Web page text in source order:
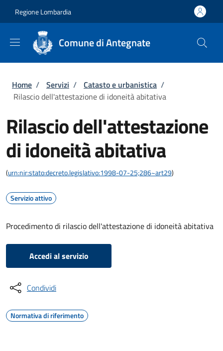
Regione Lombardia
Comune di Antegnate
Briciole di pane
Home / Servizi / Catasto e urbanistica /
Rilascio dell'attestazione di idoneità abitativa
Rilascio dell'attestazione
di idoneità abitativa
(urn:nir:stato:decreto.legislativo:1998-07-25;286~art29)
Servizio attivo
Procedimento di rilascio dell'attestazione di idoneità abitativa
Accedi al servizio
Condividi
Normativa di riferimento